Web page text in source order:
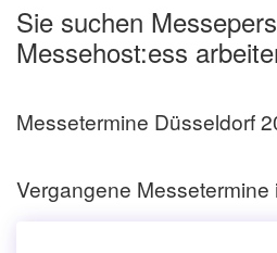
Sie suchen
Messehost:ess
Messetermine Düsseldorf
Vergangene